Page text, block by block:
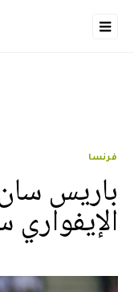
فرنسا
باريس